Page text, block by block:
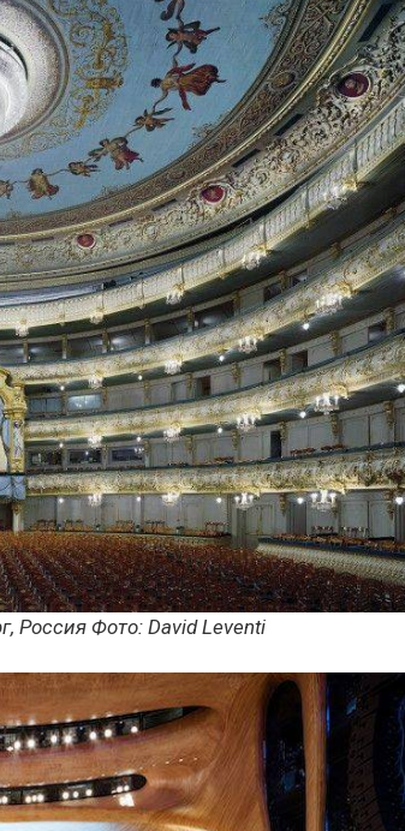
Россия Фото: David Leventi